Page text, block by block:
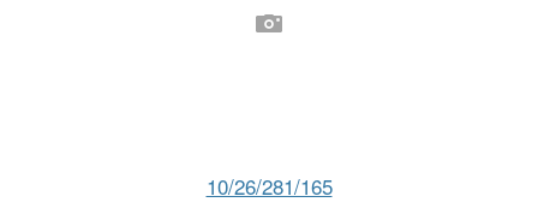
10/26/281/165